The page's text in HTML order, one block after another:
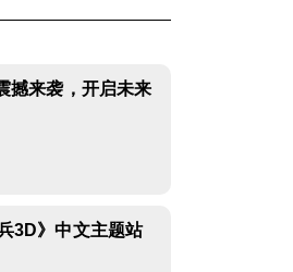
撼来袭，开启未来
3D》中文主题站